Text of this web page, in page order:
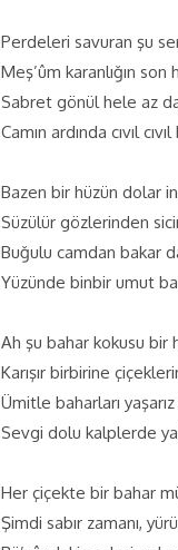
Perdeleri savuran şu
Meş’ûm karanlığın son
Sabret gönül hele az
Camın ardında cıvıl
Bazen bir hüzün dolar
Süzülür gözlerinden
Buğulu camdan bakar
Yüzünde binbir umut
Ah şu bahar kokusu bir
Karışır birbirine
Ümitle baharları yaşarız
Sevgi dolu kalplerde
Her çiçekte bir bahar
Şimdi sabır zamanı,